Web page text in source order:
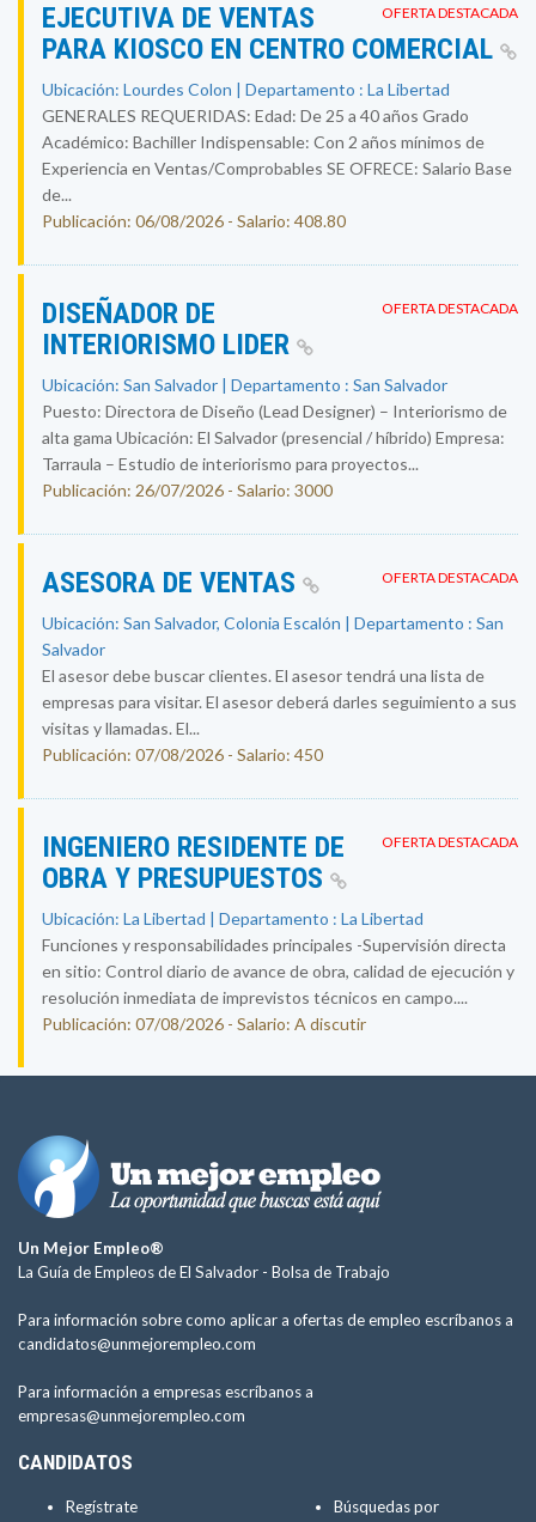
OFERTA DESTACADA
EJECUTIVA DE VENTAS
PARA KIOSCO EN CENTRO COMERCIAL
Ubicación: Lourdes Colon | Departamento : La Libertad
GENERALES REQUERIDAS: Edad: De 25 a 40 años Grado
Académico: Bachiller Indispensable: Con 2 años mínimos de
Experiencia en Ventas/Comprobables SE OFRECE: Salario Base
de...
Publicación: 06/08/2026 - Salario: 408.80
OFERTA DESTACADA
DISEÑADOR DE
INTERIORISMO LIDER
Ubicación: San Salvador | Departamento : San Salvador
Puesto: Directora de Diseño (Lead Designer) – Interiorismo de
alta gama Ubicación: El Salvador (presencial / híbrido) Empresa:
Tarraula – Estudio de interiorismo para proyectos...
Publicación: 26/07/2026 - Salario: 3000
OFERTA DESTACADA
ASESORA DE VENTAS
Ubicación: San Salvador, Colonia Escalón | Departamento : San
Salvador
El asesor debe buscar clientes. El asesor tendrá una lista de
empresas para visitar. El asesor deberá darles seguimiento a sus
visitas y llamadas. El...
Publicación: 07/08/2026 - Salario: 450
OFERTA DESTACADA
INGENIERO RESIDENTE DE
OBRA Y PRESUPUESTOS
Ubicación: La Libertad | Departamento : La Libertad
Funciones y responsabilidades principales -Supervisión directa
en sitio: Control diario de avance de obra, calidad de ejecución y
resolución inmediata de imprevistos técnicos en campo....
Publicación: 07/08/2026 - Salario: A discutir
Un Mejor Empleo®
La Guía de Empleos de El Salvador - Bolsa de Trabajo
Para información sobre como aplicar a ofertas de empleo escríbanos a
candidatos@unmejorempleo.com
Para información a empresas escríbanos a
empresas@unmejorempleo.com
CANDIDATOS
Regístrate
Búsquedas por